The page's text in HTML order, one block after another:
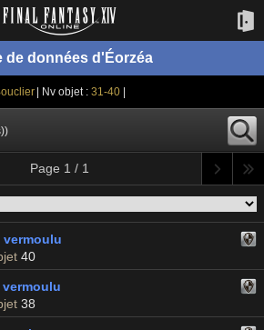
de données d'Éorzéa
| Nv objet :31-40
Page 1 / 1
vermoulu
40
38